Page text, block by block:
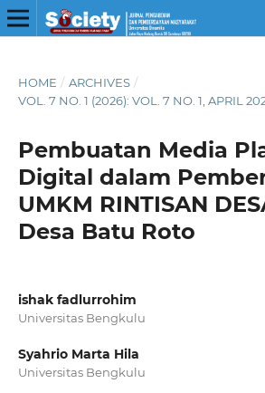
HOME / ARCHIVES /
VOL. 7 NO. 1 (2026): VOL. 7 NO. 1, APRIL
Pembuatan Media
Digital dalam
UMKM RINTISAN
Desa Batu Roto
ishak fadlurrohim
Universitas Bengkulu
Syahrio Marta Hila
Universitas Bengkulu